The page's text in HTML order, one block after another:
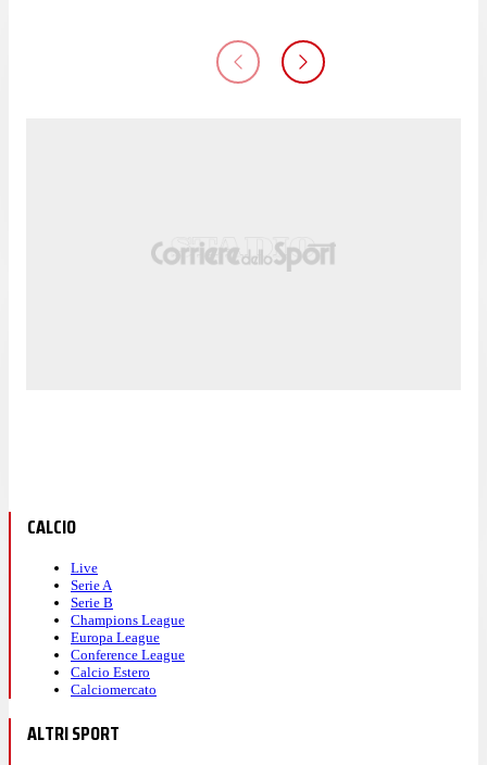
CALCIO
Live
Serie A
Serie B
Champions League
Europa League
Conference League
Calcio Estero
Calciomercato
ALTRI SPORT